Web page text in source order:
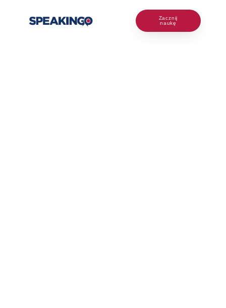
Zacznij
naukę